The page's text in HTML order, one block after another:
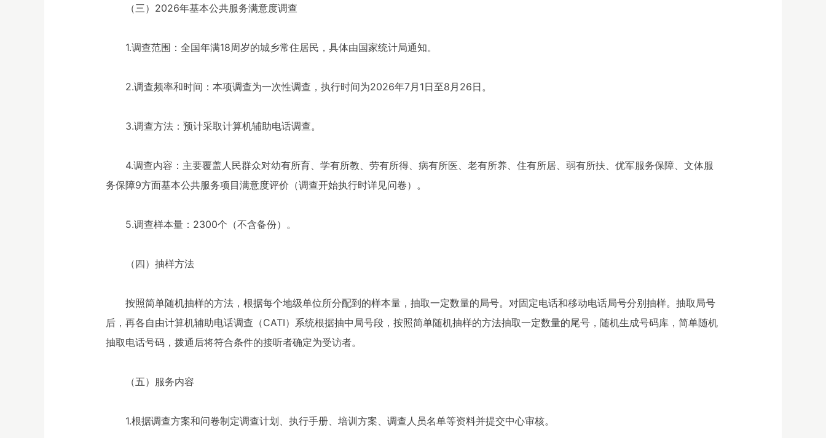
（三）2026年基本公共服务满意度调查
1.调查范围：全国年满18周岁的城乡常住居民，具体由国家统计局通知。
2.调查频率和时间：本项调查为一次性调查，执行时间为2026年7月1日至8月26日。
3.调查方法：预计采取计算机辅助电话调查。
4.调查内容：主要覆盖人民群众对幼有所育、学有所教、劳有所得、病有所医、老有所养、住有所居、弱有所扶、优军服务保障、文体服
务保障9方面基本公共服务项目满意度评价（调查开始执行时详见问卷）。
5.调查样本量：2300个（不含备份）。
（四）抽样方法
按照简单随机抽样的方法，根据每个地级单位所分配到的样本量，抽取一定数量的局号。对固定电话和移动电话局号分别抽样。抽取局号
后，再各自由计算机辅助电话调查（CATI）系统根据抽中局号段，按照简单随机抽样的方法抽取一定数量的尾号，随机生成号码库，简单随机
抽取电话号码，拨通后将符合条件的接听者确定为受访者。
（五）服务内容
1.根据调查方案和问卷制定调查计划、执行手册、培训方案、调查人员名单等资料并提交中心审核。